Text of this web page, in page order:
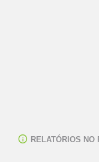
RELATÓRIOS NO